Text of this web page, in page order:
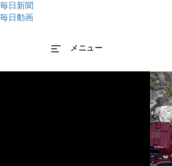
毎日新聞
毎日動画
メニュー